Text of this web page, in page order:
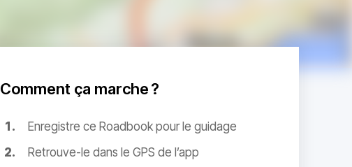
Comment ça marche ?
Enregistre ce Roadbook pour le guidage
Retrouve-le dans le GPS de l’app